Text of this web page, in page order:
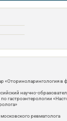
«Оториноларингология в
научно-
гастроэнтерологии
ревматолога